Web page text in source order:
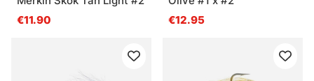
€11.90
€12.95